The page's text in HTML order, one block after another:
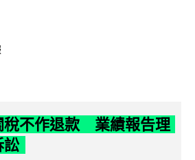
稅不作退款 業績報告理
訟